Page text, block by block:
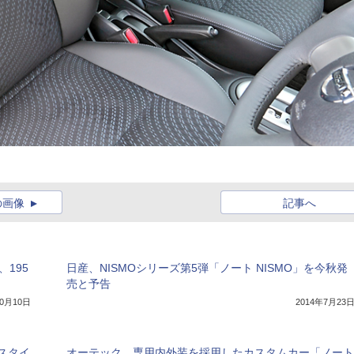
記事へ
画像
195
月10日
日産、NISMOシリーズ第5弾「ノート NISMO」を今秋発
売と予告
2014年7月23日